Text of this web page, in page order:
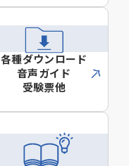
各種ダウンロード
音声ガイド
受験票他